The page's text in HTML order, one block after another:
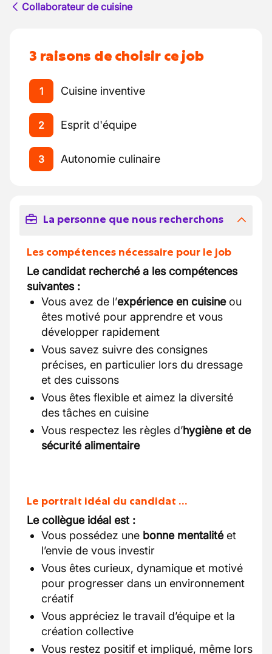
Collaborateur de cuisine
3 raisons de choisir ce job
1 Cuisine inventive
2 Esprit d'équipe
3 Autonomie culinaire
La personne que nous recherchons
Les compétences nécessaire pour le job
Le candidat recherché a les compétences
suivantes :
Vous avez de l’expérience en cuisineou
êtes motivé pour apprendre et vous
développer rapidement
Vous savez suivre des consignes
précises, en particulier lors du dressage
et des cuissons
Vous êtes flexible et aimez la diversité
des tâches en cuisine
Vous respectez les règles d’hygiène et de
sécurité alimentaire
Le portrait idéal du candidat …
Le collègue idéal est :
Vous possédez une bonne mentalitéet
l’envie de vous investir
Vous êtes curieux, dynamique et motivé
pour progresser dans un environnement
créatif
Vous appréciez le travail d’équipe et la
création collective
Vous restez positif et impliqué, même lors